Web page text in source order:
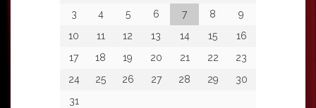
3
4 5 6 7 8
9
10
11 12 13 14 15
16
17
18 19 20 21 22
23
24
25 26 27 28 29
30
31